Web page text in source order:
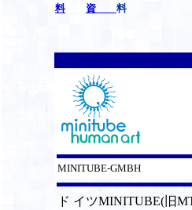
料
資 料
MINITUBE-GMBH
ド イツMINITUBE(旧